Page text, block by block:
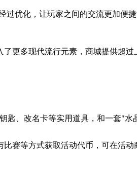
优化，让玩家之间的交流更加便
更多现代流行元素，商城提供超过
匙、改名卡等实用道具，和一套"水
赛等方式获取活动代币，可在活